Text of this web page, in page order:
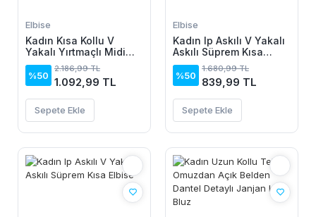
Elbise
Kadın Kısa Kollu V
Yakalı Yırtmaçlı Midi
Boy Viskon Elbise
%50
2.186,99 TL
1.092,99 TL
Sepete Ekle
Elbise
Kadın Ip Askılı V Yakalı
Askılı Süprem Kısa
Elbise
%50
1.680,99 TL
839,99 TL
Sepete Ekle